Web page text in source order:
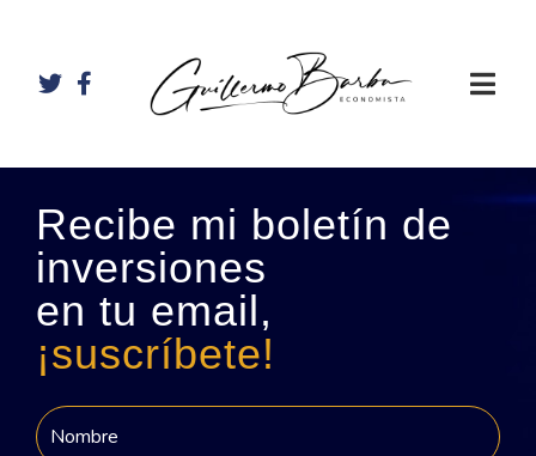
Recibe mi boletín de
inversiones
en tu email,
¡suscríbete!